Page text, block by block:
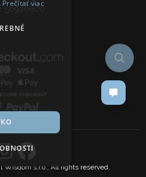
50920600
s.r.o., All rights reserved.
Prečítať viac